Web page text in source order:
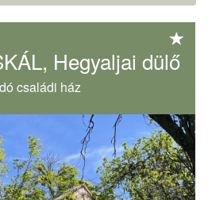
Hegyaljai dülő
családi ház